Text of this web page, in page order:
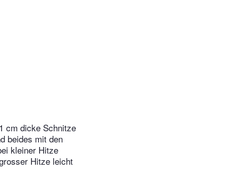
cm dicke Schnitze
beides mit den
kleiner Hitze
Hitze leicht